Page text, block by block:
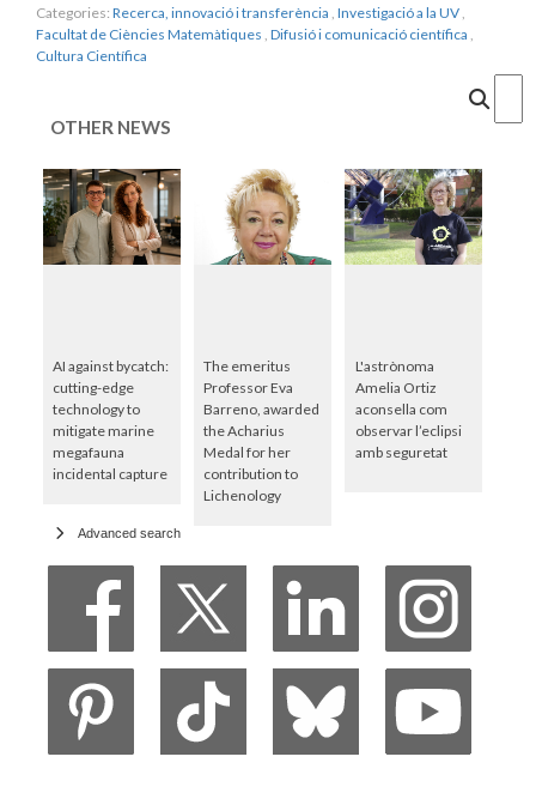
Categories: Recerca, innovació i transferència Investigació a la UV
Facultat de Ciències Matemàtiques Difusió i comunicació científica
Cultura Científica
OTHER NEWS
AI against bycatch:
cutting-edge
technology to
mitigate marine
megafauna
incidental capture
The emeritus
Professor Eva
Barreno, awarded
the Acharius
Medal for her
contribution to
Lichenology
L'astrònoma
Amelia Ortiz
aconsella com
observar l’eclipsi
amb seguretat
Advanced search